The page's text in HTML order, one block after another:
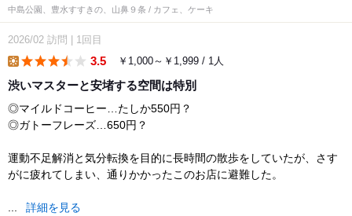
中島公園、豊水すすきの、山鼻９条 / カフェ、ケーキ
2026/02 訪問 1回目
3.5 ￥1,000～￥1,999 / 1人
渋いマスターと安堵する空間は特別
◎マイルドコーヒー…たしか550円？
◎ガトーフレーズ…650円？
運動不足解消と気分転換を目的に長時間の散歩をしていたが、さす
がに疲れてしまい、通りかかったこのお店に避難した。
詳細を見る